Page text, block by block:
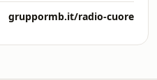
gruppormb.it/radio-cuore